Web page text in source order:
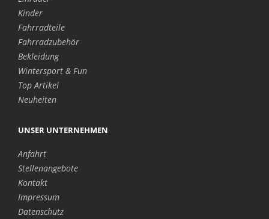
Kinder
Fahrradteile
Fahrradzubehör
Bekleidung
Wintersport & Fun
Top Artikel
Neuheiten
UNSER UNTERNEHMEN
Anfahrt
Stellenangebote
Kontakt
Impressum
Datenschutz